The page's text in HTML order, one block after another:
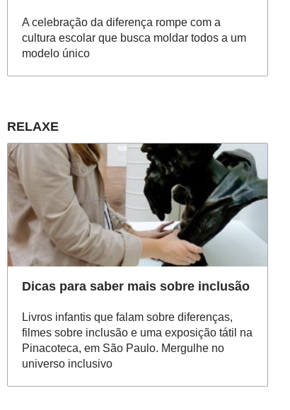
A celebração da diferença rompe com a
cultura escolar que busca moldar todos a um
modelo único
RELAXE
Dicas para saber mais sobre inclusão
Livros infantis que falam sobre diferenças,
filmes sobre inclusão e uma exposição tátil na
Pinacoteca, em São Paulo. Mergulhe no
universo inclusivo